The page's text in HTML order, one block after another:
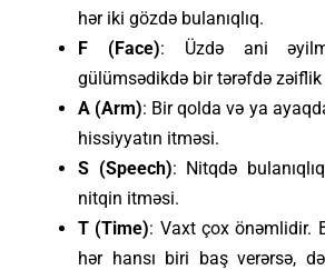
hər iki gözdə bulanıqlıq.
F (Face): Üzdə ani
gülümsədikdə bir tərəfdə zəiflik
A (Arm): Bir qolda və ya
hissiyyatın itməsi.
S (Speech): Nitqdə
nitqin itməsi.
T (Time): Vaxt çox önəmlidir.
hər hansı biri baş verərsə,